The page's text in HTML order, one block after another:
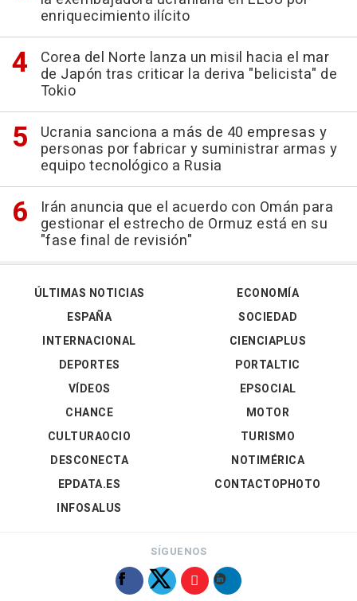
enriquecimiento ilícito
Corea del Norte lanza un misil hacia el mar
de Japón tras criticar la deriva "belicista" de
Tokio
Ucrania sanciona a más de 40 empresas y
personas por fabricar y suministrar armas y
equipo tecnológico a Rusia
Irán anuncia que el acuerdo con Omán para
gestionar el estrecho de Ormuz está en su
"fase final de revisión"
ÚLTIMAS NOTICIAS
ESPAÑA
INTERNACIONAL
DEPORTES
VÍDEOS
ECONOMÍA
SOCIEDAD
CIENCIAPLUS
PORTALTIC
EPSOCIAL
CHANCE
CULTURAOCIO
DESCONECTA
EPDATA.ES
INFOSALUS
MOTOR
TURISMO
NOTIMÉRICA
CONTACTOPHOTO
SÍGUENOS